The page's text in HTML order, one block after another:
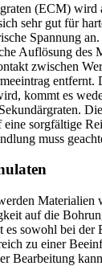
(ECM) wird
sehr gut für
Spannung
Auflösung des
zwischen
entfernt.
kommt es
sorgfältige
muss
Materialien
auf die
sowohl bei der
zu einer
Bearbeitung